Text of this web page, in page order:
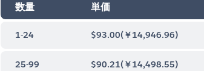
数量 単価
1-24 $93.00(￥14,946.96)
25-99 $90.21(￥14,498.55)